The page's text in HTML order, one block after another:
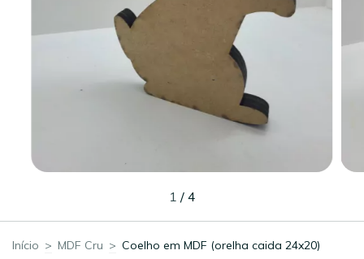
1 / 4
Início > MDF Cru > Coelho em MDF (orelha caida 24x20)